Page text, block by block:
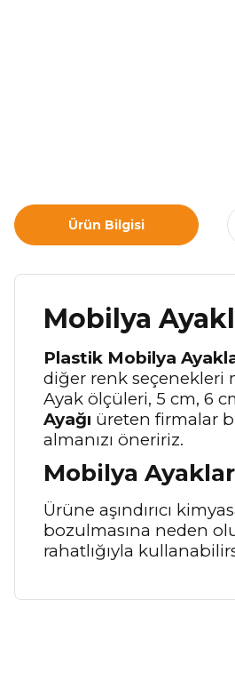
Ürün Bilgisi
Mobilya
Plastik Mobilya
diğer renk seçenekleri
Ayak ölçüleri, 5 cm, 6
Ayağı üreten firmalar
almanızı öneririz.
Mobilya
Ürüne aşındırıcı
bozulmasına neden
rahatlığıyla